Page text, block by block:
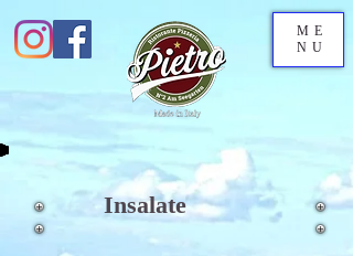
ME
NU
Insalate